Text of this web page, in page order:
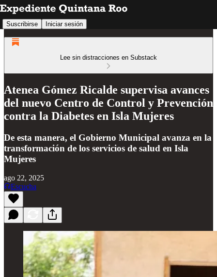
Suscribirse Iniciar sesión
Lee sin distracciones en Substack
Atenea Gómez Ricalde supervisa avances
del nuevo Centro de Control y Prevención
contra la Diabetes en Isla Mujeres
De esta manera, el Gobierno Municipal avanza en la
transformación de los servicios de salud en Isla
Mujeres
ago 22, 2025
Escucha